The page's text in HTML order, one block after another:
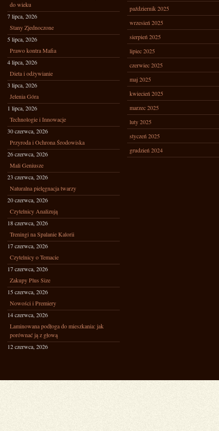
do wieku
7 lipca, 2026
Stany Zjednoczone
5 lipca, 2026
Prawo kontra Mafia
4 lipca, 2026
Dieta i odżywianie
3 lipca, 2026
Jelenia Góra
1 lipca, 2026
Technologie i Innowacje
30 czerwca, 2026
Przyroda i Ochrona Środowiska
26 czerwca, 2026
Mali Geniusze
23 czerwca, 2026
Naturalna pielęgnacja twarzy
20 czerwca, 2026
Czytelnicy Analizują
18 czerwca, 2026
Treningi na Spalanie Kalorii
17 czerwca, 2026
Czytelnicy o Temacie
17 czerwca, 2026
Zakupy Plus Size
15 czerwca, 2026
Nowości i Premiery
14 czerwca, 2026
Laminowana podłoga do mieszkania: jak
porównać ją z głową
12 czerwca, 2026
październik 2025
wrzesień 2025
sierpień 2025
lipiec 2025
czerwiec 2025
maj 2025
kwiecień 2025
marzec 2025
luty 2025
styczeń 2025
grudzień 2024